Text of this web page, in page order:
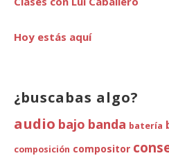
Hoy estás aquí
¿buscabas algo?
audio bajo banda batería
composición compositor